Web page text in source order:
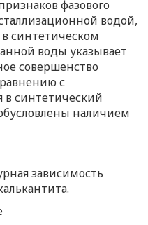
фазового
водой,
синтетическом
воды указывает
совершенство
с
синтетический
наличием
зависимость